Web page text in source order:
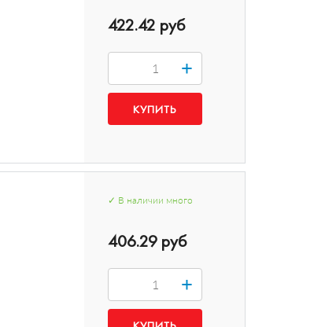
422.42 руб
+
✓ В наличии много
406.29 руб
+